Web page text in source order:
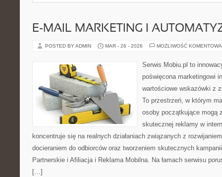
E-MAIL MARKETING I
POSTED BY ADMIN MAR - 26 - 2026 MOŻLIWOŚĆ
Serwis Mobiu.pl to
poświęcona marketingowi
wartościowe wskazówki z
To przestrzeń, w którym
osoby początkujące mogą
skutecznej reklamy w
koncentruje się na realnych działaniach związanych z
docieraniem do odbiorców oraz tworzeniem skutecznych
Partnerskie i Afiliacja i Reklama Mobilna. Na łamach serwisu
[…]